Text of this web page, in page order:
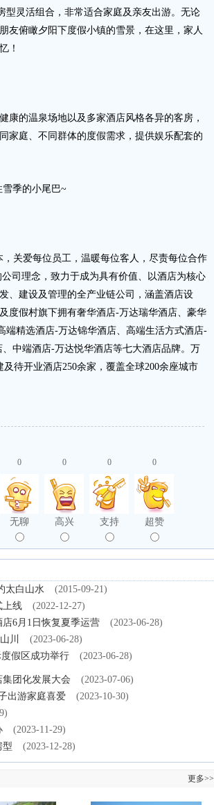
型灵活组合，非常适合家庭及亲友出游。无论
友俯瞰夕阳下度假小镇的雪景，在这里，家人
！
的温泉场地以及多家酒店风格各异的客房，
家庭、不同群体的度假需求，提供娱乐配套的
季的小尾巴~
关爱每位员工，温暖每位客人，尽责每位合作
司理念，致力于成为具有价值、以酒店为核心
、建设及管理的全产业链公司，涵盖酒店设
度假村旗下拥有奢华酒店-万达瑞华酒店、豪华
精选酒店-万达锦华酒店、高端生活方式酒店-
中端酒店-万达悦华酒店等七大酒店品牌。万
待开业酒店250余家，覆盖全球200余座城市
0
无聊
0
高兴
0
支持
0
超赞
太白山水
(2015-09-21)
上线
(2022-12-27)
6月1日恢复夏季运营
(2023-06-28)
川
(2023-06-28)
假区成功举行 (2023-06-28)
团化发展大会
(2023-07-06)
出游家庭喜爱
(2023-10-30)
(2023-11-29)
型 (2023-12-28)
更多>>